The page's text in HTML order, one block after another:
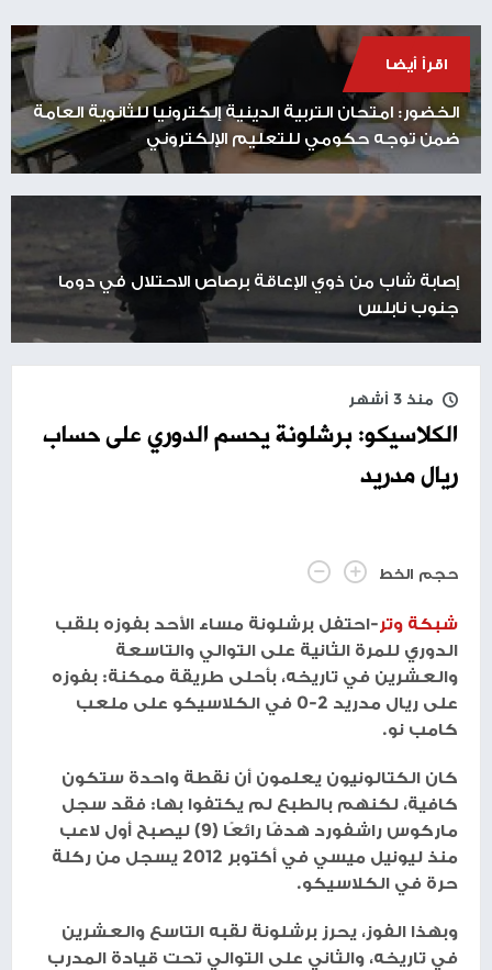
اقرأ أيضا
الخضور: امتحان التربية الدينية إلكترونيا للثانوية العامة
ضمن توجه حكومي للتعليم الإلكتروني
إصابة شاب من ذوي الإعاقة برصاص الاحتلال في دوما
جنوب نابلس
منذ 3 أشهر
الكلاسيكو: برشلونة يحسم الدوري على حساب
ريال مدريد
حجم الخط
شبكة وتر-احتفل برشلونة مساء الأحد بفوزه بلقب
الدوري للمرة الثانية على التوالي والتاسعة
والعشرين في تاريخه، بأحلى طريقة ممكنة: بفوزه
على ريال مدريد 2-0 في الكلاسيكو على ملعب
كامب نو.
كان الكتالونيون يعلمون أن نقطة واحدة ستكون
كافية، لكنهم بالطبع لم يكتفوا بها: فقد سجل
ماركوس راشفورد هدفًا رائعًا (9) ليصبح أول لاعب
منذ ليونيل ميسي في أكتوبر 2012 يسجل من ركلة
حرة في الكلاسيكو.
وبهذا الفوز، يحرز برشلونة لقبه التاسع والعشرين
في تاريخه، والثاني على التوالي تحت قيادة المدرب